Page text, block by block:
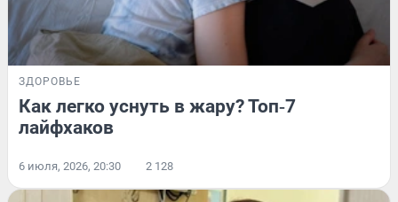
ЗДОРОВЬЕ
Как легко уснуть в жару? Топ‑7
лайфхаков
6 июля, 2026, 20:30 2 128